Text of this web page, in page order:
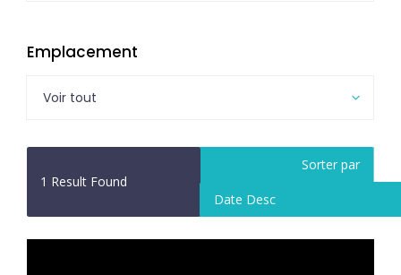
Emplacement
Voir tout
1 Result Found
Sorter par
Date Desc